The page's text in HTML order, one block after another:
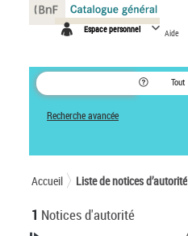
Espace personnel Aide
Tout
Recherche avancée
Accueil Liste de notices d’autorité
1 Notices d'autorité
Panneau de gestion des cookies